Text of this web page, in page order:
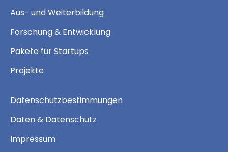
Aus- und Weiterbildung
Forschung & Entwicklung
Pakete für Startups
Projekte
Datenschutzbestimmungen
Daten & Datenschutz
Impressum